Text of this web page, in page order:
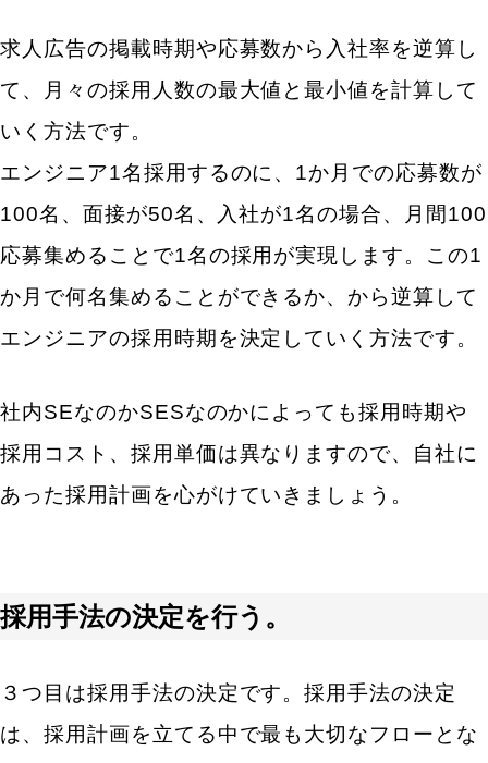
カテゴリから記事を検索
求人広告の掲載時期や応募数から入社率を逆算し
て、月々の採用人数の最大値と最小値を計算して
いく方法です。
エンジニア1名採用するのに、1か月での応募数が
100名、面接が50名、入社が1名の場合、月間100
応募集めることで1名の採用が実現します。この1
か月で何名集めることができるか、から逆算して
エンジニアの採用時期を決定していく方法です。
社内SEなのかSESなのかによっても採用時期や
採用コスト、採用単価は異なりますので、自社に
あった採用計画を心がけていきましょう。
採用手法の決定を行う。
３つ目は採用手法の決定です。採用手法の決定
は、採用計画を立てる中で最も大切なフローとな